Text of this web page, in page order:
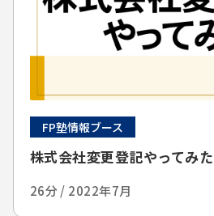
FP塾情報ブース
株式会社変更登記やってみた
26分 / 2022年7月